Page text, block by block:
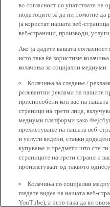
во согласност со упатствата на
податоците за да ни помогне да
ја користат нашата веб-
веб-страници, производи,
Ако ја дадете вашата
исто така ќе користиме
колачиња за социјални медиуми:
Колачиња за следење /
релевантни реклами на нашите
приспособени кон вас на
страници на трети лица,
медиуми платформи како
прелистување на нашата веб-
и услуги видени, ставки
купување и предмети што сте ги
страниците на трети страни и
произлегуваат од таквото
Колачиња со социјални
гледате видеа на нашата веб-
YouTube), а исто така да ви